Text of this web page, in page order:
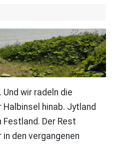
wir radeln die
hinab. Jytland
Der Rest
den vergangenen